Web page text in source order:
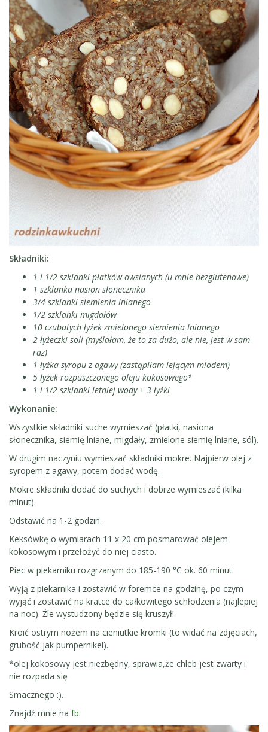
Składniki:
1 i 1/2 szklanki płatków owsianych (u mnie bezglutenowe)
1 szklanka nasion słonecznika
3/4 szklanki siemienia lnianego
1/2 szklanki migdałów
10 czubatych łyżek zmielonego siemienia lnianego
2 łyżeczki soli (myślałam, że to za dużo, ale nie, jest w sam
raz)
1 łyżka syropu z agawy (zastąpiłam lejącym miodem)
5 łyżek rozpuszczonego oleju kokosowego*
1 i 1/2 szklanki letniej wody + 3 łyżki
Wykonanie:
Wszystkie składniki suche wymieszać (płatki, nasiona
słonecznika, siemię lniane, migdały, zmielone siemię lniane, sól).
W drugim naczyniu wymieszać składniki mokre. Najpierw olej z
syropem z agawy, potem dodać wodę.
Mokre składniki dodać do suchych i dobrze wymieszać (kilka
minut).
Odstawić na 1-2 godzin.
Keksówkę o wymiarach 11 x 20 cm posmarować olejem
kokosowym i przełożyć do niej ciasto.
Piec w piekarniku rozgrzanym do 185-190 °C ok. 60 minut.
Wyją z piekarnika i zostawić w foremce na godzinę, po czym
wyjąć i zostawić na kratce do całkowitego schłodzenia (najlepiej
na noc). Źle wystudzony będzie się kruszył!
Kroić ostrym nożem na cieniutkie kromki (to widać na zdjęciach,
grubość jak pumpernikel).
*olej kokosowy jest niezbędny, sprawia,że chleb jest zwarty i
nie rozpada się
Smacznego :).
Znajdź mnie na fb.